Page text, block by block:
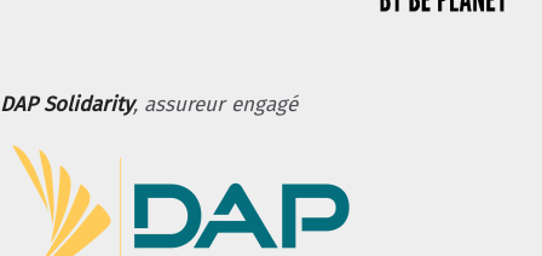
DAP Solidarity, assureur engagé